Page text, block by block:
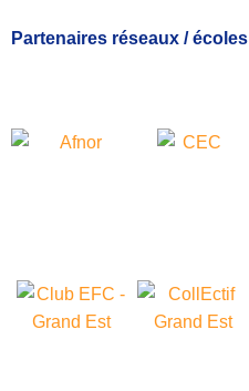
Partenaires réseaux / écoles